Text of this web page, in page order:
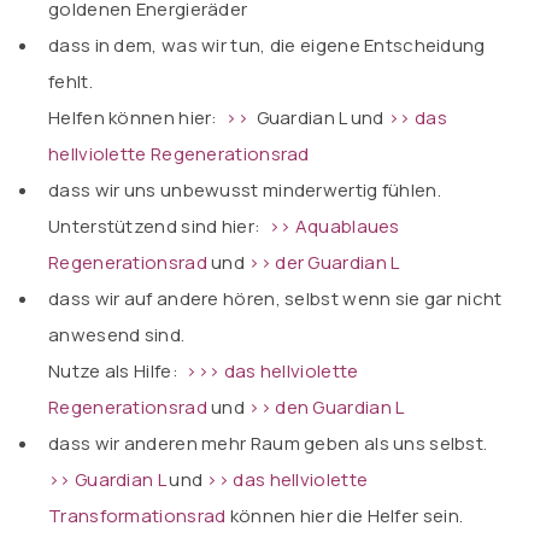
goldenen Energieräder
dass in dem, was wir tun, die eigene Entscheidung
fehlt.
Helfen können hier: >> Guardian Lund >> das
hellviolette Regenerationsrad
dass wir uns unbewusst minderwertig fühlen.
Unterstützend sind hier: >> Aquablaues
Regenerationsradund >>der Guardian L
dass wir auf andere hören, selbst wenn sie gar nicht
anwesend sind.
Nutze als Hilfe: >>> das hellviolette
Regenerationsradund >> den Guardian L
dass wir anderen mehr Raum geben als uns selbst.
>> Guardian Lund >> das hellviolette
Transformationsrad können hier die Helfer sein.